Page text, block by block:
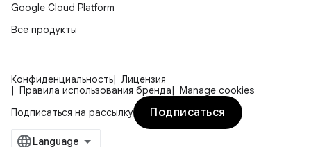
Google Cloud Platform
Все продукты
Конфиденциальность
Лицензия
Правила использования бренда
Manage cookies
Подписаться на рассылку
Подписаться